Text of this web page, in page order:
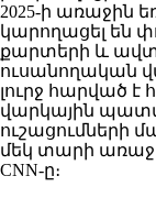
2025-ի առաջին
կարողացել են
քարտերի և
ուսանողական
լուրջ հարված է
վարկային
ուշացումների
մեկ տարի առաջ
CNN-ը։